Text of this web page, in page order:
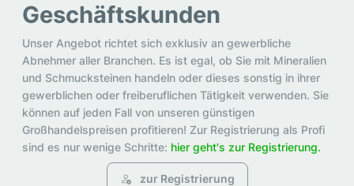
Geschäftskunden
Unser Angebot richtet sich exklusiv an gewerbliche
Abnehmer aller Branchen. Es ist egal, ob Sie mit Mineralien
und Schmucksteinen handeln oder dieses sonstig in ihrer
gewerblichen oder freiberuflichen Tätigkeit verwenden. Sie
können auf jeden Fall von unseren günstigen
Großhandelspreisen profitieren! Zur Registrierung als Profi
sind es nur wenige Schritte: hier geht's zur Registrierung.
zur Registrierung